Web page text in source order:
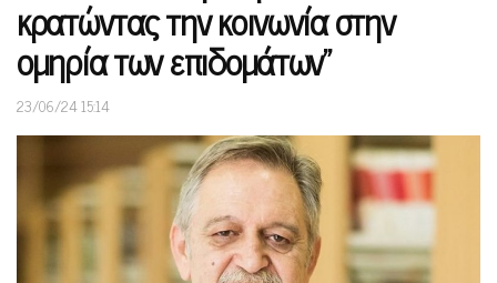
κρατώντας την κοινωνία στην
ομηρία των επιδομάτων”
23/06/24 15:14